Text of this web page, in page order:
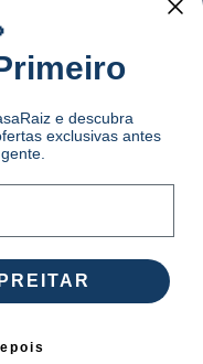
08:30–12:30 | 14:00–19:30
08:30–12:30 | 14:00–17:00
MC
Transferência
·Cookies
e descubra
exclusivas antes